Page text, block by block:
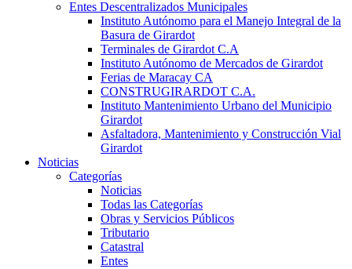
Entes Descentralizados Municipales
Instituto Autónomo para el Manejo Integral de la
Basura de Girardot
Terminales de Girardot C.A
Instituto Autónomo de Mercados de Girardot
Ferias de Maracay CA
CONSTRUGIRARDOT C.A.
Instituto Mantenimiento Urbano del Municipio
Girardot
Asfaltadora, Mantenimiento y Construcción Vial
Girardot
Noticias
Categorías
Noticias
Todas las Categorías
Obras y Servicios Públicos
Tributario
Catastral
Entes